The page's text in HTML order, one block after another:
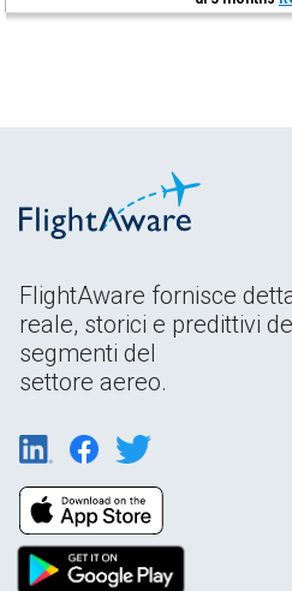
FlightAware fornisce
reale, storici e predittivi
segmenti del
settore aereo.